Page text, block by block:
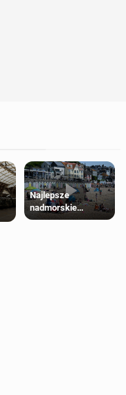
Najlepsze
nadmorskie
miasteczko blisko